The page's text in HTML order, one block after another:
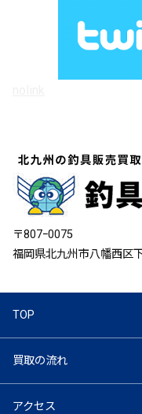
〒807ｰ0075
福岡県北九州市八幡西区
TOP
買取の流れ
アクセス